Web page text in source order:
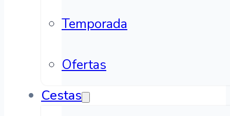
Temporada
Ofertas
Cestas